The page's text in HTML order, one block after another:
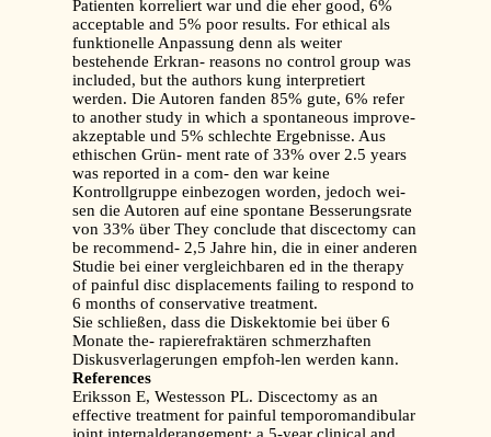
Patienten korreliert war und die eher good, 6%
acceptable and 5% poor results. For ethical als
funktionelle Anpassung denn als weiter
bestehende Erkran- reasons no control group was
included, but the authors kung interpretiert
werden. Die Autoren fanden 85% gute, 6% refer
to another study in which a spontaneous improve-
akzeptable und 5% schlechte Ergebnisse. Aus
ethischen Grün- ment rate of 33% over 2.5 years
was reported in a com- den war keine
Kontrollgruppe einbezogen worden, jedoch wei-
sen die Autoren auf eine spontane Besserungsrate
von 33% über They conclude that discectomy can
be recommend- 2,5 Jahre hin, die in einer anderen
Studie bei einer vergleichbaren ed in the therapy
of painful disc displacements failing to respond to
6 months of conservative treatment.
Sie schließen, dass die Diskektomie bei über 6
Monate the- rapierefraktären schmerzhaften
Diskusverlagerungen empfoh-len werden kann.
References
Eriksson E, Westesson PL. Discectomy as an
effective treatment for painful temporomandibular